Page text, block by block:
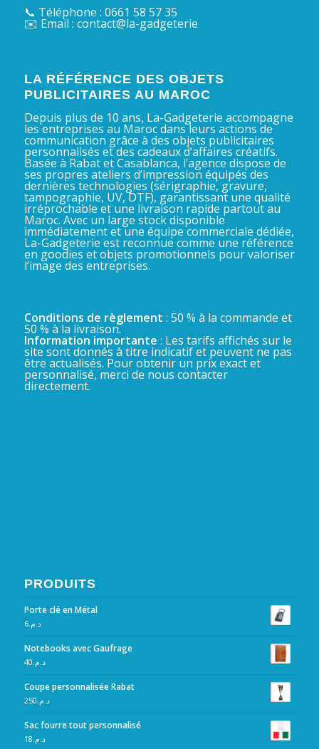
📞 Téléphone : 0661 58 57 35
✉️ Email : contact@la-gadgeterie
LA RÉFÉRENCE DES OBJETS
PUBLICITAIRES AU MAROC
Depuis plus de 10 ans, La-Gadgeterie accompagne
les entreprises au Maroc dans leurs actions de
communication grâce à des objets publicitaires
personnalisés et des cadeaux d’affaires créatifs.
Basée à Rabat et Casablanca, l’agence dispose de
ses propres ateliers d’impression équipés des
dernières technologies (sérigraphie, gravure,
tampographie, UV, DTF), garantissant une qualité
irréprochable et une livraison rapide partout au
Maroc. Avec un large stock disponible
immédiatement et une équipe commerciale dédiée,
La-Gadgeterie est reconnue comme une référence
en goodies et objets promotionnels pour valoriser
l’image des entreprises.
Conditions de règlement : 50 % à la commande et
50 % à la livraison.
Information importante : Les tarifs affichés sur le
site sont donnés à titre indicatif et peuvent ne pas
être actualisés. Pour obtenir un prix exact et
personnalisé, merci de nous contacter
directement.
PRODUITS
Porte clé en Métal
د.م.6
Notebooks avec Gaufrage
د.م. 40
Coupe personnalisée Rabat
د.م. 250
Sac fourre tout personnalisé
د.م. 18